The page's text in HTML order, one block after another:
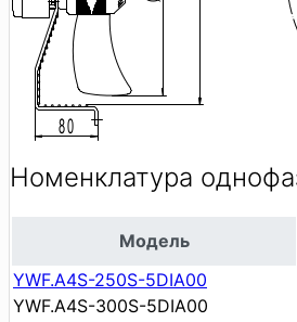
Номенклатура
Модель
YWF.A4S-250S-5DIA00
YWF.A4S-300S-5DIA00